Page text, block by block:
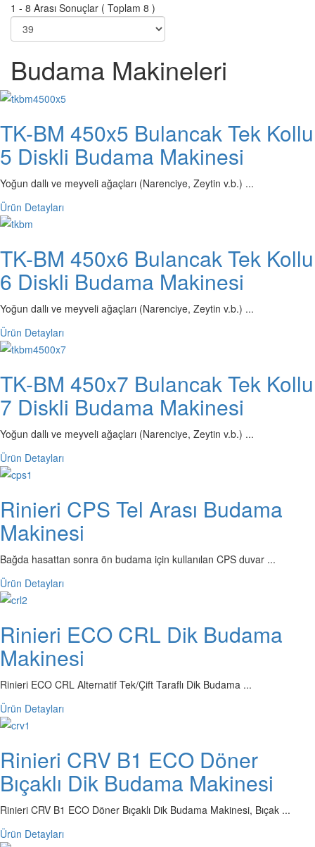
1 - 8 Arası Sonuçlar ( Toplam 8 )
Budama Makineleri
TK-BM 450x5 Bulancak Tek Kollu
5 Diskli Budama Makinesi
Yoğun dallı ve meyveli ağaçları (Narenciye, Zeytin v.b.) ...
Ürün Detayları
TK-BM 450x6 Bulancak Tek Kollu
6 Diskli Budama Makinesi
Yoğun dallı ve meyveli ağaçları (Narenciye, Zeytin v.b.) ...
Ürün Detayları
TK-BM 450x7 Bulancak Tek Kollu
7 Diskli Budama Makinesi
Yoğun dallı ve meyveli ağaçları (Narenciye, Zeytin v.b.) ...
Ürün Detayları
Rinieri CPS Tel Arası Budama
Makinesi
Bağda hasattan sonra ön budama için kullanılan CPS duvar ...
Ürün Detayları
Rinieri ECO CRL Dik Budama
Makinesi
Rinieri ECO CRL Alternatif Tek/Çift Taraflı Dik Budama ...
Ürün Detayları
Rinieri CRV B1 ECO Döner
Bıçaklı Dik Budama Makinesi
Rinieri CRV B1 ECO Döner Bıçaklı Dik Budama Makinesi, Bıçak ...
Ürün Detayları